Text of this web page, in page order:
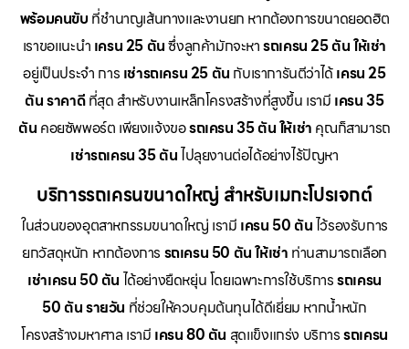
พร้อมคนขับ ที่ชำนาญเส้นทางและงานยก หากต้องการขนาดยอดฮิต
เราขอแนะนำ เครน 25 ตันซึ่งลูกค้ามักจะหารถเครน 25 ตัน ให้เช่า
อยู่เป็นประจำ การ เช่ารถเครน 25 ตัน กับเราการันตีว่าได้เครน 25
ตัน ราคาดีที่สุด สำหรับงานเหล็กโครงสร้างที่สูงขึ้น เรามี เครน 35
ตัน คอยซัพพอร์ต เพียงแจ้งขอรถเครน 35 ตัน ให้เช่า คุณก็สามารถ
เช่ารถเครน 35 ตันไปลุยงานต่อได้อย่างไร้ปัญหา
บริการรถเครนขนาดใหญ่ สำหรับเมกะโปรเจกต์
ในส่วนของอุตสาหกรรมขนาดใหญ่ เรามี เครน 50 ตันไว้รองรับการ
ยกวัสดุหนัก หากต้องการ รถเครน 50 ตัน ให้เช่า ท่านสามารถเลือก
เช่าเครน 50 ตัน ได้อย่างยืดหยุ่น โดยเฉพาะการใช้บริการรถเครน
50 ตัน รายวัน ที่ช่วยให้ควบคุมต้นทุนได้ดีเยี่ยม หากน้ำหนัก
โครงสร้างมหาศาล เรามี เครน 80 ตัน สุดแข็งแกร่ง บริการรถเครน